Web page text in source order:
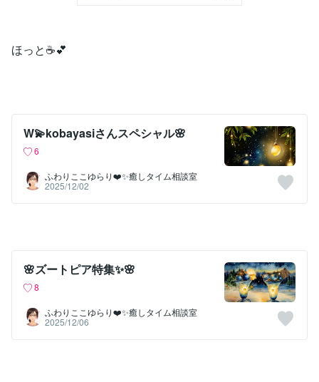
ほっと☕️💕
W💫kobayasiさんスペシャル🌸
6
ふわりここゆらり❤️✨癒しタイム相談室
2025/12/02
🌸ズートピア特集✨🌸
8
ふわりここゆらり❤️✨癒しタイム相談室
2025/12/06